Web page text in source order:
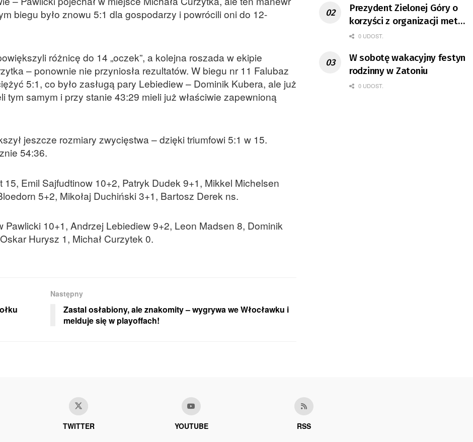
biegu było znowu 5:1 dla gospodarzy i powrócili oni do 12-
różnicę do 14 „oczek”, a kolejna roszada w ekipie
– ponownie nie przyniosła rezultatów. W biegu nr 11 Falubaz
5:1, co było zasługą pary Lebiediew – Dominik Kubera, ale już
tym samym i przy stanie 43:29 mieli już właściwie zapewnioną
jeszcze rozmiary zwycięstwa – dzięki triumfowi 5:1 w 15.
54:36.
15, Emil Sajfudtinow 10+2, Patryk Dudek 9+1, Mikkel Michelsen
5+2, Mikołaj Duchiński 3+1, Bartosz Derek ns.
Pawlicki 10+1, Andrzej Lebiediew 9+2, Leon Madsen 8, Dominik
Hurysz 1, Michał Curzytek 0.
Następny
Zastal osłabiony, ale znakomity – wygrywa we Włocławku i
melduje się w playoffach!
Prezydent Zielonej Góry o
korzyści z organizacji mety
Tour de Pologne
0 UDOST.
W sobotę wakacyjny festyn
rodzinny w Zatoniu
0 UDOST.
TWITTER YOUTUBE RSS